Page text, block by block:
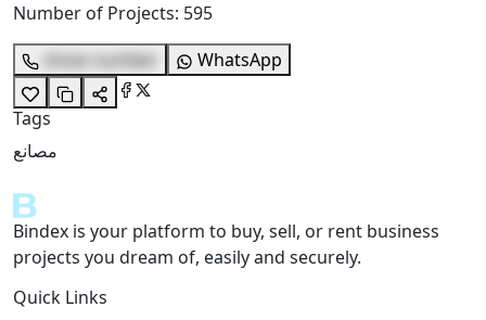
Number of Projects: 595
show number
WhatsApp
Tags
مصانع
Bindex is your platform to buy, sell, or rent business
projects you dream of, easily and securely.
Quick Links